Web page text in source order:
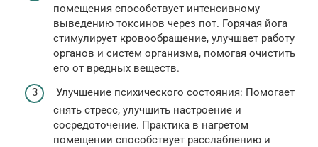
помещения способствует интенсивному
выведению токсинов через пот. Горячая йога
стимулирует кровообращение, улучшает работу
органов и систем организма, помогая очистить
его от вредных веществ.
Улучшение психического состояния: Помогает
снять стресс, улучшить настроение и
сосредоточение. Практика в нагретом
помещении способствует расслаблению и